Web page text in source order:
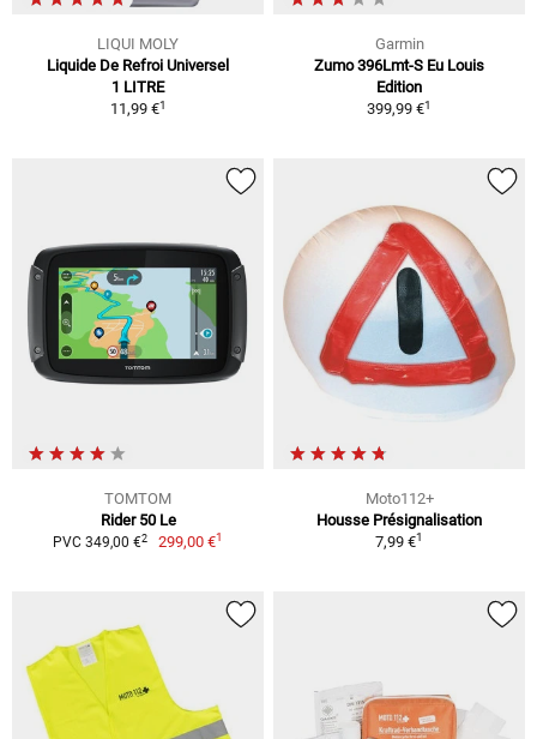
LIQUI MOLY
Liquide De Refroi Universel
1 LITRE
11,99 €1
Garmin
Zumo 396Lmt-S Eu Louis
Edition
399,99 €1
TOMTOM
Rider 50 Le
PVC 349,00 €2 299,00 €1
Moto112+
Housse Présignalisation
7,99 €1